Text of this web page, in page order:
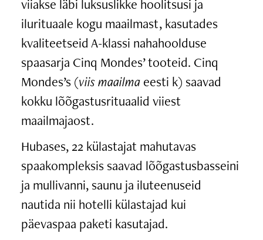
viiakse läbi luksuslikke hoolitsusi ja
ilurituaale kogu maailmast, kasutades
kvaliteetseid A-klassi nahahoolduse
spaasarja Cinq Mondes’ tooteid. Cinq
Mondes’s (viis maailma eesti k) saavad
kokku lõõgastusrituaalid viiest
maailmajaost.
Hubases, 22 külastajat mahutavas
spaakompleksis saavad lõõgastusbasseini
ja mullivanni, saunu ja iluteenuseid
nautida nii hotelli külastajad kui
päevaspaa paketi kasutajad.